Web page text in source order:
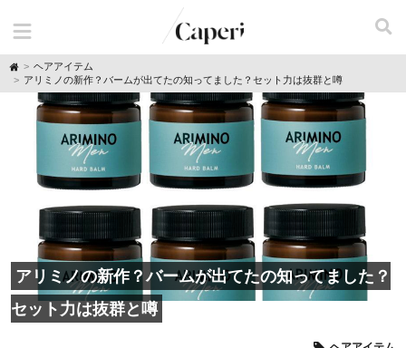
H
o
m
ヘアアイテム
アリミノの新作？バームが出てたの知ってました？セット力は抜群と噂
アリミノの新作？バームが出てたの知ってました？
セット力は抜群と噂